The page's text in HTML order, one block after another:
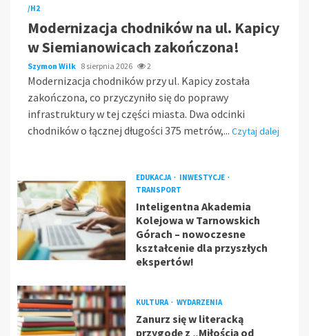
/H2
Modernizacja chodników na ul. Kapicy
w Siemianowicach zakończona!
Szymon Wilk 8 sierpnia 2026 2
Modernizacja chodników przy ul. Kapicy została
zakończona, co przyczyniło się do poprawy
infrastruktury w tej części miasta. Dwa odcinki
chodników o łącznej długości 375 metrów,... Czytaj dalej
EDUKACJA
INWESTYCJE
TRANSPORT
Inteligentna Akademia
Kolejowa w Tarnowskich
Górach – nowoczesne
kształcenie dla przyszłych
ekspertów!
KULTURA WYDARZENIA
Zanurz się w literacką
przygodę z „Miłością od